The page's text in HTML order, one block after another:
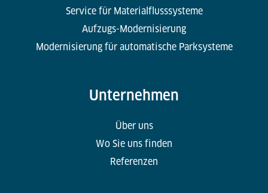
Service für Materialflusssysteme
Aufzugs-Modernisierung
Modernisierung für automatische Parksysteme
Unternehmen
Über uns
Wo Sie uns finden
Referenzen